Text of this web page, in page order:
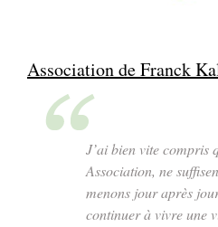
Association de Franck
.
J’ai bien vite compris
Association, ne
menons jour après
continuer à vivre une